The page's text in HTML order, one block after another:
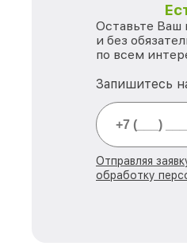
Оставьте Ваш
и без
по всем
Запишитесь
Отправляя
обработку